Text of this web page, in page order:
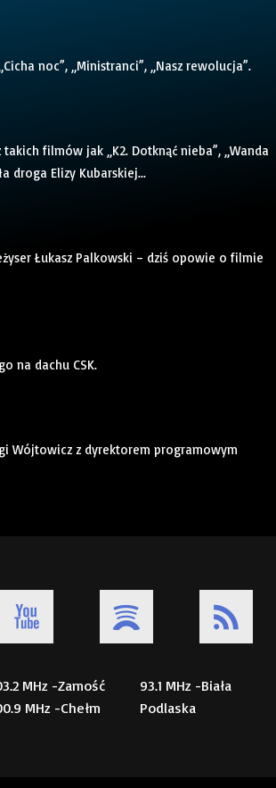
noc”, „Ministranci”, „Nasz rewolucja”.
filmów jak „K2. Dotknąć nieba”, „Wanda
droga Elizy Kubarskiej...
Łukasz Palkowski – dziś opowie o filmie
na dachu CSK.
Wójtowicz z dyrektorem programowym
MHz -Zamość
MHz -Chełm
93.1 MHz -Biała
Podlaska